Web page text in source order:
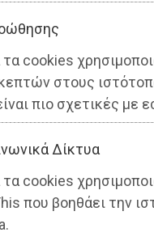
cookies
στους
πιο σχετικές με
Δίκτυα
cookies
που βοηθάει την